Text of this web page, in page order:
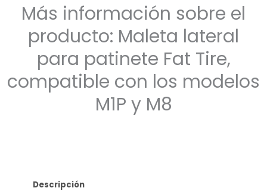
Más información sobre el
producto: Maleta lateral
para patinete Fat Tire,
compatible con los modelos
M1P y M8
Descripción